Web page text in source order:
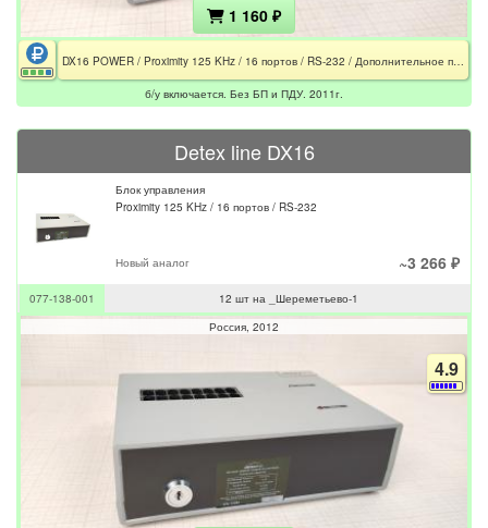
1 160 ₽
DX16 POWER / Proximity 125 KHz / 16 портов / RS-232 / Дополнительное питание 2Pin / Без БП и ПДУ
б/у включается. Без БП и ПДУ. 2011г.
Detex line DX16
Блок управления
Proximity 125 KHz / 16 портов / RS-232
Новый аналог ~3 266 ₽
077-138-001
12 шт на _Шереметьево-1
Россия 2012
4.9